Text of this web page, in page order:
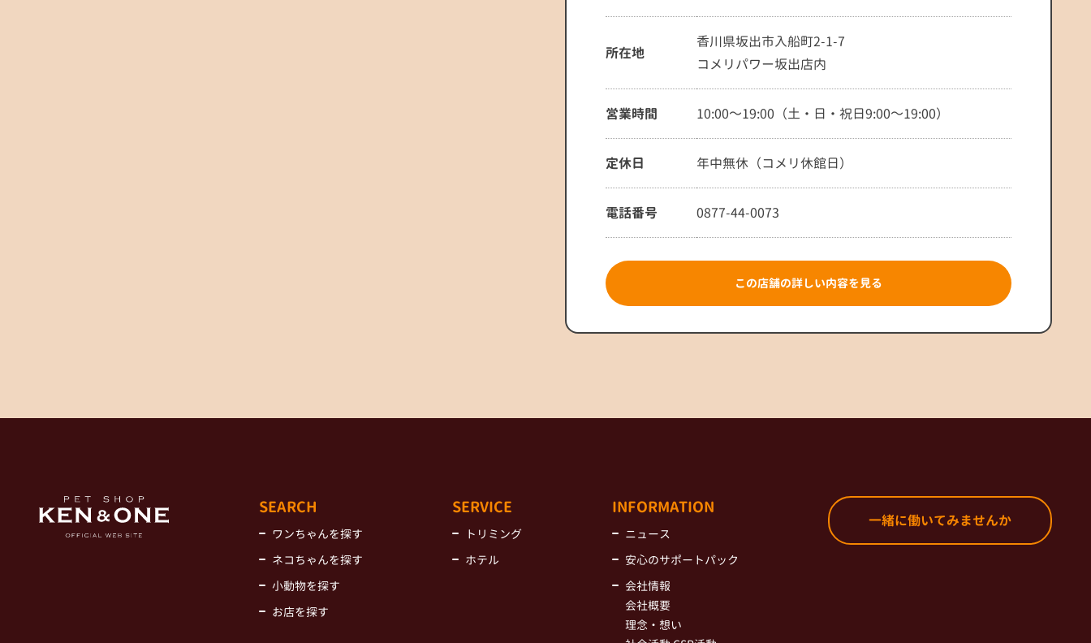
所在地
香川県坂出市入船町2-1-7
コメリパワー坂出店内
営業時間 10:00～19:00（土・日・祝日9:00～19:00）
定休日 年中無休（コメリ休館日）
電話番号 0877-44-0073
この店舗の詳しい内容を見る
SEARCH
ワンちゃんを探す
ネコちゃんを探す
小動物を探す
お店を探す
SERVICE
トリミング
ホテル
INFORMATION
ニュース
安心のサポートパック
会社情報
会社概要
理念・想い
一緒に働いてみませんか